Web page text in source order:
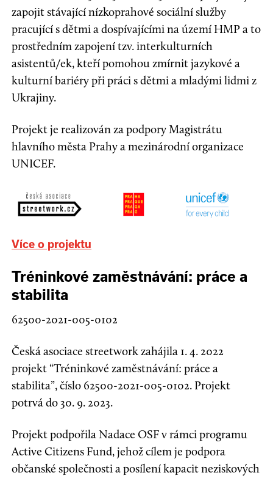
zapojit stávající nízkoprahové sociální služby
pracující s dětmi a dospívajícími na území HMP a to
prostředním zapojení tzv. interkulturních
asistentů/ek, kteří pomohou zmírnit jazykové a
kulturní bariéry při práci s dětmi a mladými lidmi z
Ukrajiny.
Projekt je realizován za podpory Magistrátu
hlavního města Prahy a mezinárodní organizace
UNICEF.
Více o projektu
Tréninkové zaměstnávání: práce a
stabilita
62500-2021-005-0102
Česká asociace streetwork zahájila 1. 4. 2022
projekt “Tréninkové zaměstnávání: práce a
stabilita”, číslo 62500-2021-005-0102. Projekt
potrvá do 30. 9. 2023.
Projekt podpořila Nadace OSF v rámci programu
Active Citizens Fund, jehož cílem je podpora
občanské společnosti a posílení kapacit neziskových